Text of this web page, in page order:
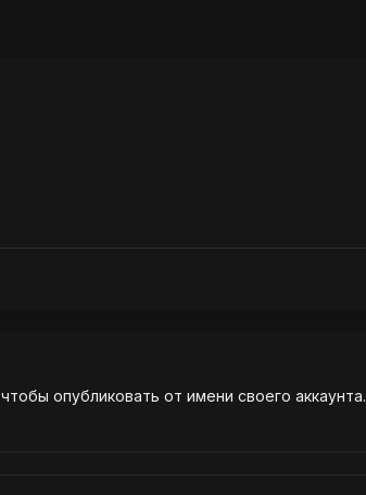
, чтобы опубликовать от имени своего аккаунта.